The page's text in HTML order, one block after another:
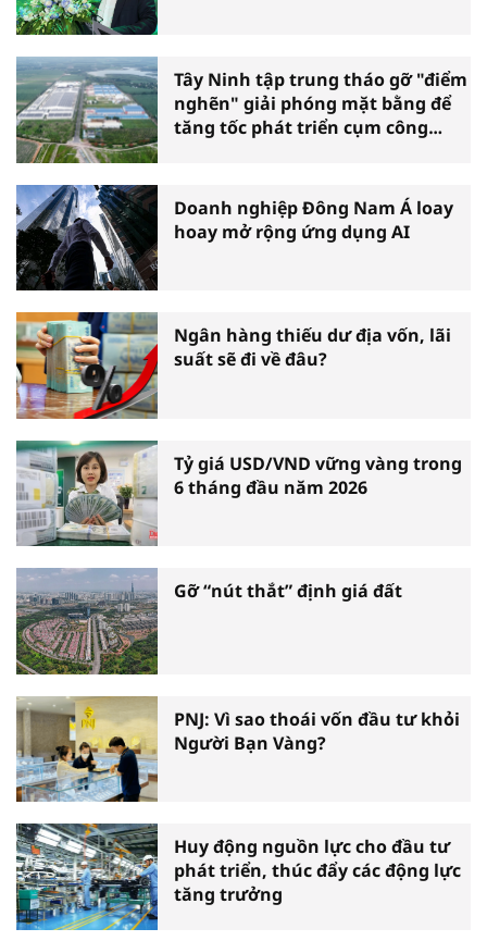
Tây Ninh tập trung tháo gỡ "điểm
nghẽn" giải phóng mặt bằng để
tăng tốc phát triển cụm công
Doanh nghiệp Đông Nam Á loay
hoay mở rộng ứng dụng AI
Ngân hàng thiếu dư địa vốn, lãi
suất sẽ đi về đâu?
Tỷ giá USD/VND vững vàng trong
6 tháng đầu năm 2026
Gỡ “nút thắt” định giá đất
PNJ: Vì sao thoái vốn đầu tư khỏi
Người Bạn Vàng?
Huy động nguồn lực cho đầu tư
phát triển, thúc đẩy các động lực
tăng trưởng